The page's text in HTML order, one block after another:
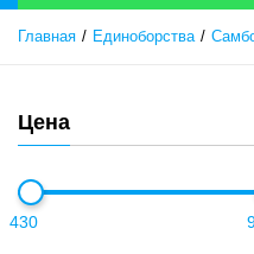
Главная Единоборства
Цена
430